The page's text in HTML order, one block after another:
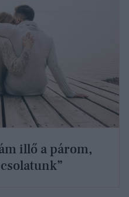
illő a párom,